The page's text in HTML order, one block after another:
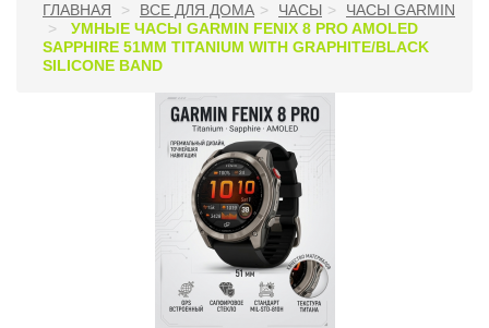
ГЛАВНАЯ ВСЕ ДЛЯ ДОМА ЧАСЫ
ЧАСЫ GARMIN
УМНЫЕ ЧАСЫ GARMIN FENIX 8 PRO AMOLED
SAPPHIRE 51MM TITANIUM WITH GRAPHITE/BLACK
SILICONE BAND